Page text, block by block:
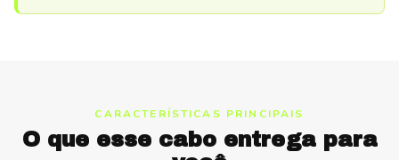
CARACTERÍSTICAS PRINCIPAIS
O que esse cabo entrega para